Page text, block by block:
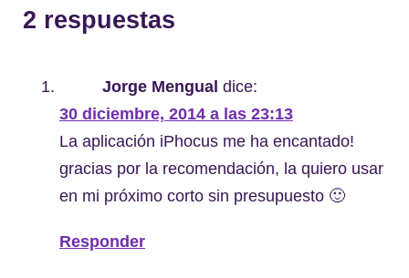
2 respuestas
Jorge Mengual dice:
30 diciembre, 2014 a las 23:13
La aplicación iPhocus me ha encantado!
gracias por la recomendación, la quiero usar
en mi próximo corto sin presupuesto 🙂
Responder